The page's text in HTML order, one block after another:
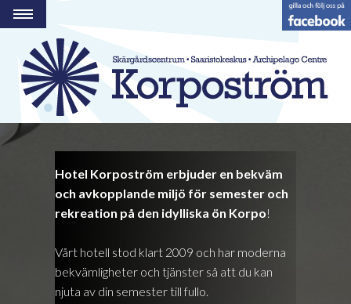
RESTAURANG
HOTELL
HAMN
STRANDBODEN
GRUPPER OCH MÖTEN
AKTIVITETER
BESÖK OSS
KONTAKT
Hotel Korpoström erbjuder en bekväm
och avkopplande miljö för semester och
rekreation på den idylliska ön Korpo!
Vårt hotell stod klart 2009 och har moderna
bekvämligheter och tjänster så att du kan
njuta av din semester till fullo.